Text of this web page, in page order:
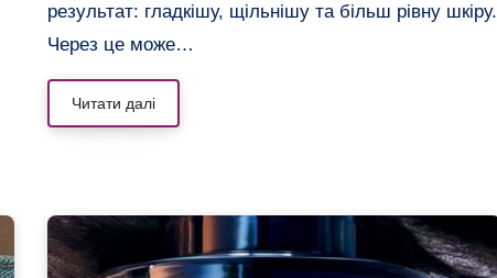
результат: гладкішу, щільнішу та більш рівну шкіру.
Через це може…
Читати далі